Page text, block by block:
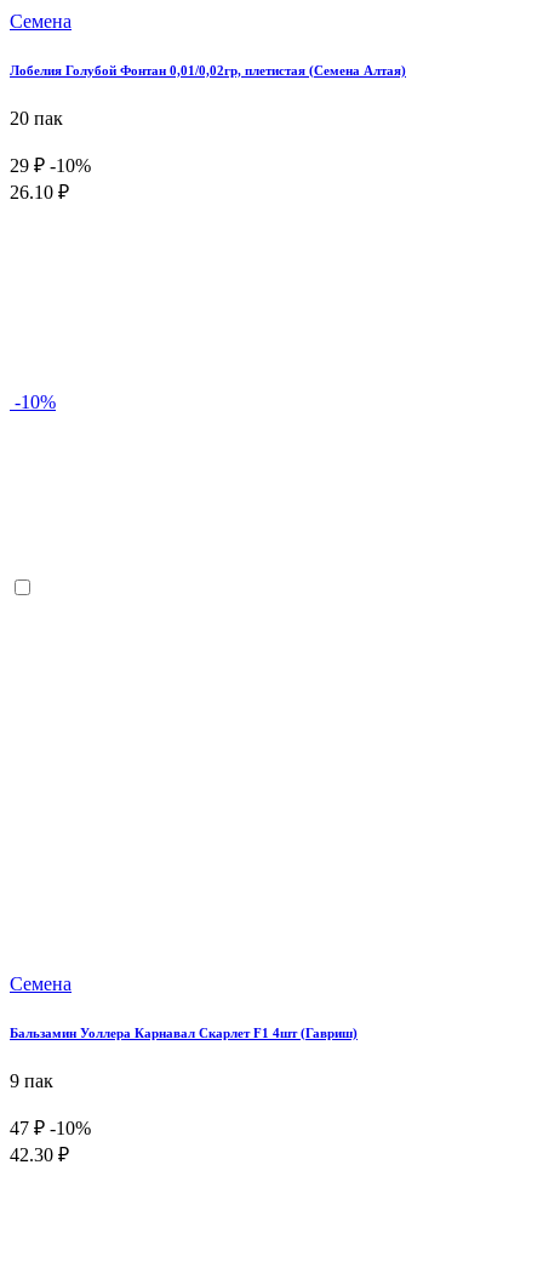
Семена
Лобелия Голубой Фонтан 0,01/0,02гр, плетистая (Семена Алтая)
20 пак
29 ₽ -10%
26.10 ₽
-10%
Семена
Бальзамин Уоллера Карнавал Скарлет F1 4шт (Гавриш)
9 пак
47 ₽ -10%
42.30 ₽